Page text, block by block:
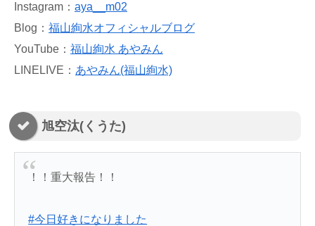
Instagram： aya__m02
Blog： 福山絢水オフィシャルブログ
YouTube： 福山絢水 あやみん
LINELIVE： あやみん(福山絢水)
旭空汰(くうた)
！！重大報告！！
#今日好きになりました